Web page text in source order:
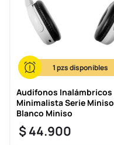
1
Audífonos Inalámbricos
Minimalista Serie Miniso
Blanco Miniso
$44.900